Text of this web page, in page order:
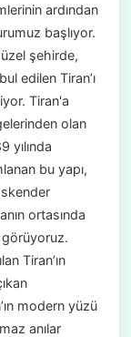
ardından
başlıyor.
şehirde,
edilen Tiran’ı
Tiran'a
olan
yılında
bu yapı,
ortasında
Tiran’ın
modern yüzü
anılar